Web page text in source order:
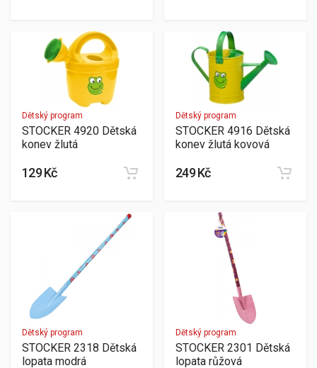
Dětský program
STOCKER 4920 Dětská
konev žlutá
129 Kč
Dětský program
STOCKER 4916 Dětská
konev žlutá kovová
249 Kč
Dětský program
STOCKER 2318 Dětská
lopata modrá
Dětský program
STOCKER 2301 Dětská
lopata růžová